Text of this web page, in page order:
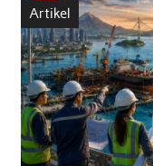
Artikel